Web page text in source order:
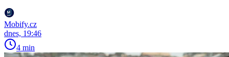
Mobify.cz
dnes, 19:46
4 min